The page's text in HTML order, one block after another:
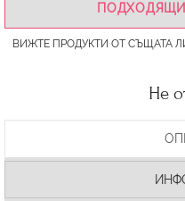
ВИЖТЕ ПРОДУКТИ ОТ СЪЩАТА
Не